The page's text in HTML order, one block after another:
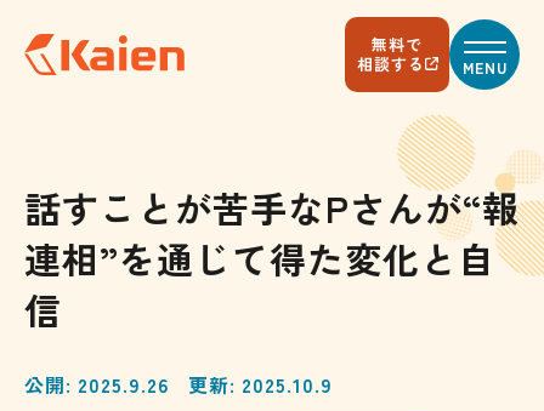
無料で
相談する
MENU
話すことが苦手なPさんが“報
連相”を通じて得た変化と自
信
公開: 2025.9.26 更新: 2025.10.9